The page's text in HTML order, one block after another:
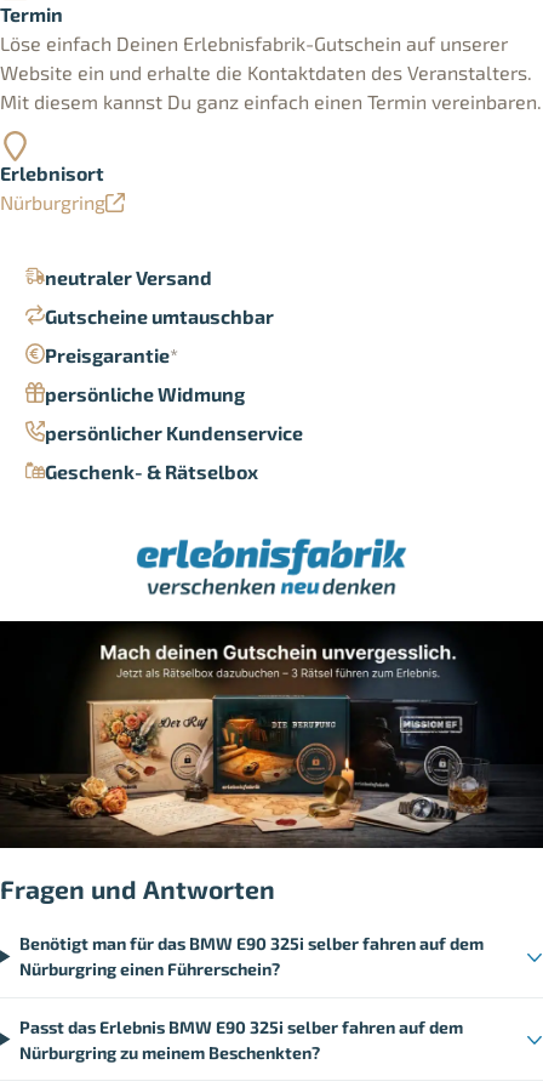
neutraler Versand
Gutscheine umtauschbar
Preisgarantie*
persönliche Widmung
persönlicher Kundenservice
Geschenk- & Rätselbox
Termin
Löse einfach Deinen Erlebnisfabrik-Gutschein auf unserer
Website ein und erhalte die Kontaktdaten des Veranstalters.
Mit diesem kannst Du ganz einfach einen Termin vereinbaren.
Erlebnisort
Nürburgring
Fragen und Antworten
Benötigt man für das BMW E90 325i selber fahren auf dem
Nürburgring einen Führerschein?
Passt das Erlebnis BMW E90 325i selber fahren auf dem
Nürburgring zu meinem Beschenkten?